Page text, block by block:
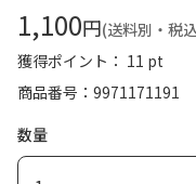
1,100円(送料別・税
獲得ポイント： 11 pt
商品番号
9971171191
数量